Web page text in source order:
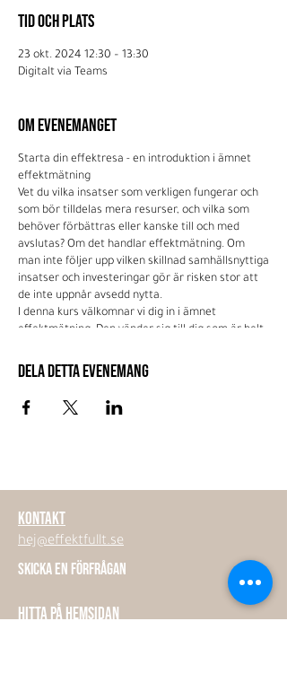
Tid och plats
23 okt. 2024 12:30 – 13:30
Digitalt via Teams
Om evenemanget
Starta din effektresa - en introduktion i ämnet
effektmätning
Vet du vilka insatser som verkligen fungerar och
som bör tilldelas mera resurser, och vilka som
behöver förbättras eller kanske till och med
avslutas? Om det handlar effektmätning. Om
man inte följer upp vilken skillnad samhällsnyttiga
insatser och investeringar gör är risken stor att
de inte uppnår avsedd nytta.
I denna kurs välkomnar vi dig in i ämnet
effektmätning. Den vänder sig till dig som är helt
effektmätning är och vad vi kan vinna på att mäta
Kursen är kostnadsfri.
Observera att du inte behöver gå denna kurs för
Dela detta evenemang
KONTAKT
hej@effektfullt.se
SKICKA EN FÖRFRÅGAN
HITTA PÅ HEMSIDAN